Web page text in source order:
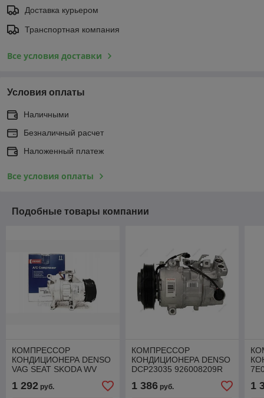
Доставка курьером
Транспортная компания
Все условия доставки
Условия оплаты
Наличными
Безналичный расчет
Наложенный платеж
Все условия оплаты
Подобные товары компании
КОМПРЕССОР
КОНДИЦИОНЕРА DENSO
VAG SEAT SKODA WV
1 292 руб.
КОМПРЕССОР
КОНДИЦИОНЕРА DENSO
DCP23035 926008209R
1 386руб. 1